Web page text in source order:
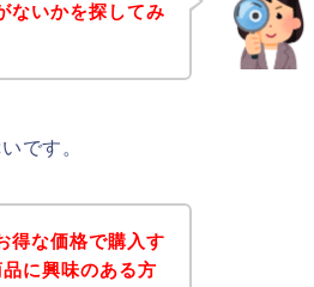
ないかを探してみ
です。
得な価格で購入す
に興味のある方